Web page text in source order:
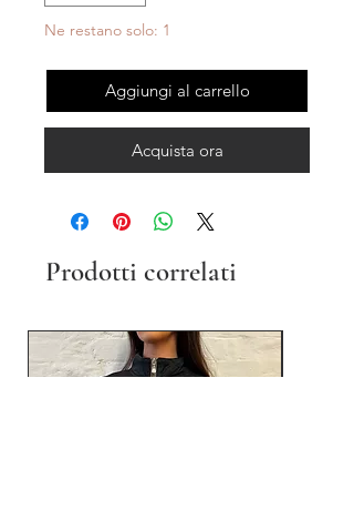
Ne restano solo: 1
Aggiungi al carrello
Acquista ora
Prodotti correlati